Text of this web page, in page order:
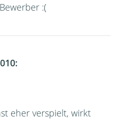
:(
eher verspielt, wirkt